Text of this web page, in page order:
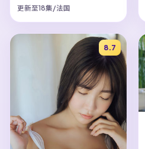
更新至18集/法国
8.7